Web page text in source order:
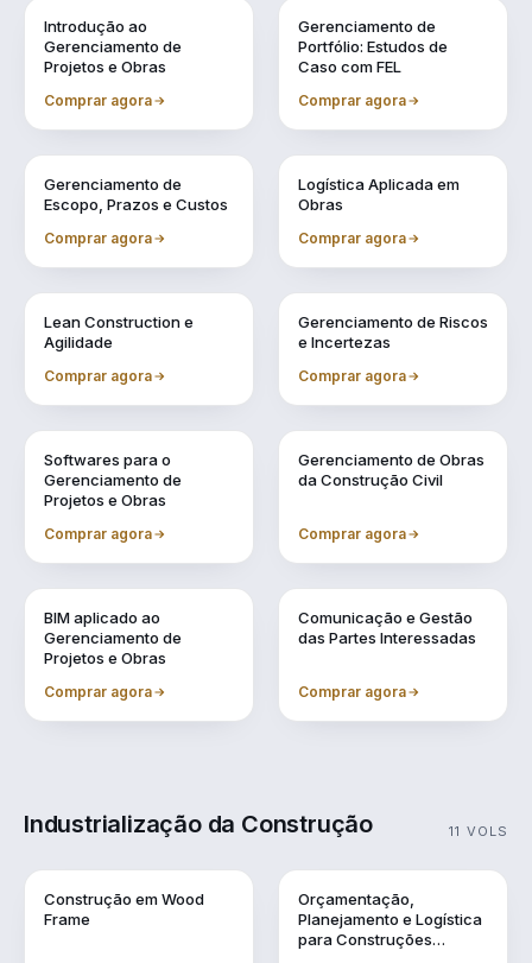
Introdução ao
Gerenciamento de
Projetos e Obras
Comprar agora
Gerenciamento de
Portfólio: Estudos de
Caso com FEL
Comprar agora
Gerenciamento de
Escopo, Prazos e Custos
Comprar agora
Vol. 3
Logística Aplicada em
Obras
Comprar agora
Lean Construction e
Agilidade
Comprar agora
Gerenciamento de Riscos
e Incertezas
Comprar agora
Softwares para o
Gerenciamento de
Projetos e Obras
Comprar agora
Gerenciamento de Obras
da Construção Civil
Comprar agora
BIM aplicado ao
Gerenciamento de
Projetos e Obras
Comprar agora
Comunicação e Gestão
das Partes Interessadas
Comprar agora
Industrialização da Construção 11 VOLS
Construção em Wood
Frame
Orçamentação,
Planejamento e Logística
para Construções